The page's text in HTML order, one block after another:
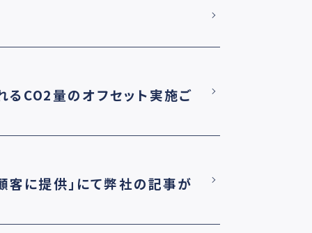
CO2量のオフセット実施ご
に提供」にて弊社の記事が